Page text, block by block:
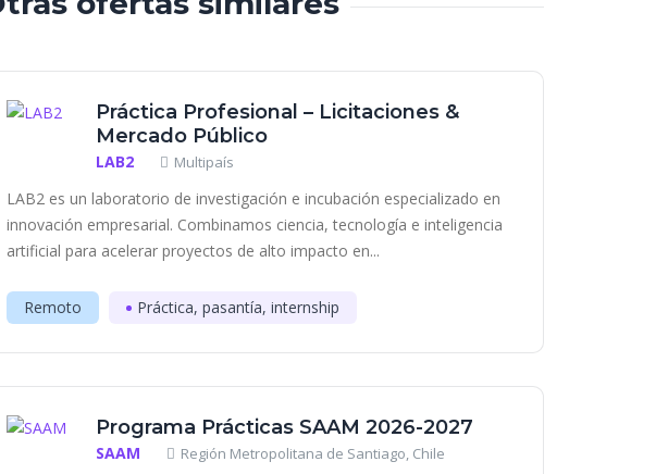
Práctica Profesional – Licitaciones &
Mercado Público
LAB2 Multipaís
LAB2 es un laboratorio de investigación e incubación especializado en
innovación empresarial. Combinamos ciencia, tecnología e inteligencia
artificial para acelerar proyectos de alto impacto en...
Remoto Práctica, pasantía, internship
Programa Prácticas SAAM 2026-2027
SAAM Región Metropolitana de Santiago, Chile